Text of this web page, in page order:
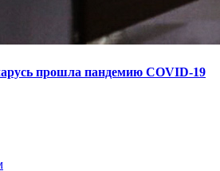
прошла пандемию COVID-19